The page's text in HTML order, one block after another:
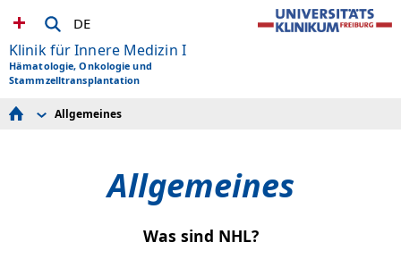
DE
Klinik für Innere Medizin I
Hämatologie, Onkologie und
Stammzelltransplantation
Chronisch lymphatische Leukämie (CLL)
Lymphome des Zentralen Nervensystems (ZNS)
Allgemeines
Allgemeines
Was sind NHL?